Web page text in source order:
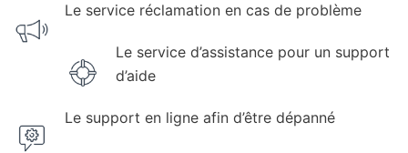
Le service réclamation en cas de problème
Le service d’assistance pour un support
d’aide
Le support en ligne afin d’être dépanné